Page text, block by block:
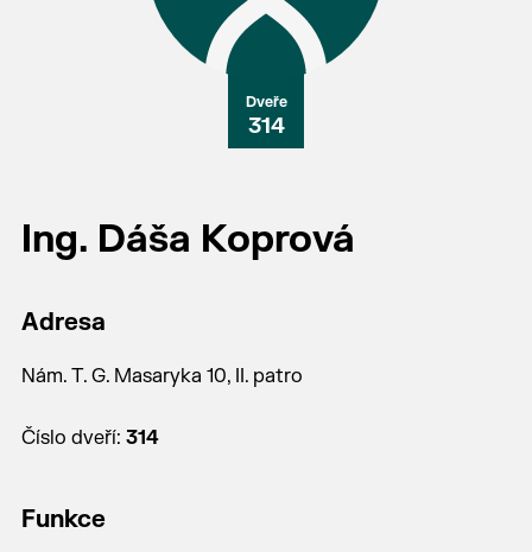
314
Ing. Dáša Koprová
Adresa
Nám. T. G. Masaryka 10, II. patro
Číslo dveří: 314
Funkce